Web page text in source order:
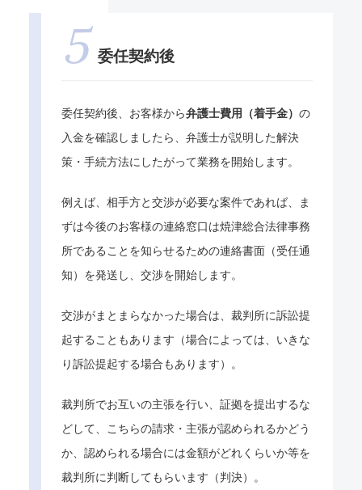
委任契約後
委任契約後、お客様から弁護士費用（着手金） の
入金を確認しましたら、弁護士が説明した解決
策・手続方法にしたがって業務を開始します。
例えば、相手方と交渉が必要な案件であれば、ま
ずは今後のお客様の連絡窓口は焼津総合法律事務
所であることを知らせるための連絡書面（受任通
知）を発送し、交渉を開始します。
交渉がまとまらなかった場合は、裁判所に訴訟提
起することもあります（場合によっては、いきな
り訴訟提起する場合もあります）。
裁判所でお互いの主張を行い、証拠を提出するな
どして、こちらの請求・主張が認められるかどう
か、認められる場合には金額がどれくらいか等を
裁判所に判断してもらいます（判決）。